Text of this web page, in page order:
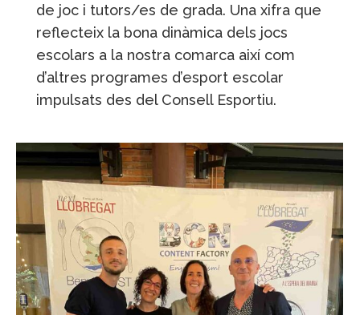
de joc i tutors/es de grada. Una xifra que
reflecteix la bona dinàmica dels jocs
escolars a la nostra comarca així com
d’altres programes d’esport escolar
impulsats des del Consell Esportiu.